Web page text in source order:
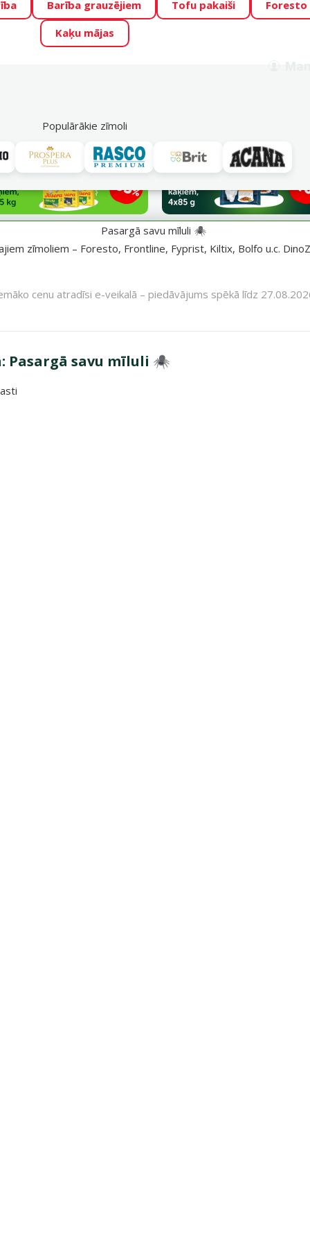
Zoo piedāvā lieliskas cenas mīluļu TOP barībām! 🍖 →
ŪSAIŅI”! Varbūt tieši Tavs mīlulis būs 2027. gada
Barība grauzējiem Tofu pakaiši
Foresto
Kaķu mājas
Populārākie zīmoli
Akciju piedāvājumi
Pasargā savu mīluli 🕷️
zīmoliem – Foresto, Frontline, Fyprist, Kiltix, Bolfo u.c.
cenu atradīsi e-veikalā – piedāvājums spēkā līdz
Pasargā savu mīluli 🕷️
savu mīluli 🕷️"